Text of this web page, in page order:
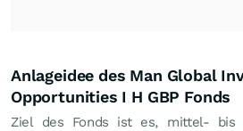
Anlageidee des Man Global
Opportunities I H GBP Fonds
Ziel des Fonds ist es, mittel- bis